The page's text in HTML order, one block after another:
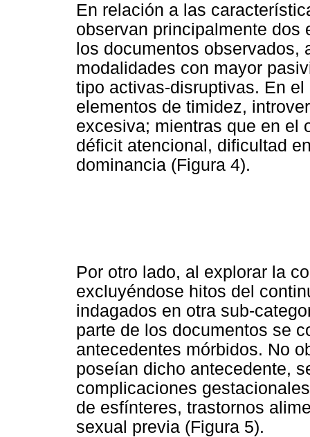
En relación a las
observan principalmente
los documentos observados,
modalidades con mayor
tipo activas-disruptivas. En
elementos de timidez,
excesiva; mientras que en el
déficit atencional, dificultad
dominancia (Figura 4).
Por otro lado, al explorar la
excluyéndose hitos del
indagados en otra sub-
parte de los documentos se
antecedentes mórbidos. No
poseían dicho antecedente,
complicaciones
de esfínteres, trastornos
sexual previa (Figura 5).